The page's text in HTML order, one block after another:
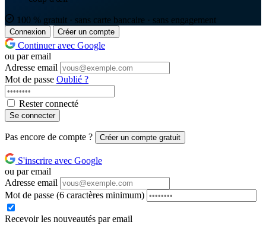
100 % gratuit · sans carte bancaire · sans engagement
Connexion Créer un compte
Continuer avec Google
ou par email
Adresse email
Mot de passe Oublié ?
Rester connecté
Se connecter
Pas encore de compte ? Créer un compte gratuit
S'inscrire avec Google
ou par email
Adresse email
Mot de passe (6 caractères minimum)
Recevoir les nouveautés par email